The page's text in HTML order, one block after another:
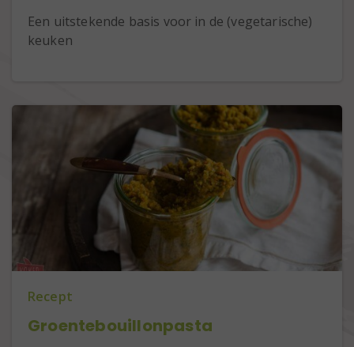
Een uitstekende basis voor in de (vegetarische)
keuken
Recept
Groentebouillonpasta